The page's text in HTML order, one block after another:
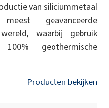
van siliciummetaal
geavanceerde
waarbij gebruik
geothermische
Producten bekijken